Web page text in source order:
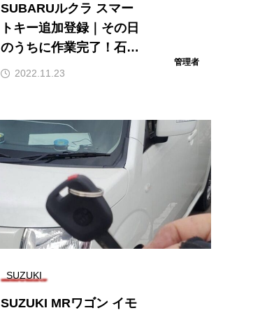
SUBARUルクラ スマー
トキー追加登録｜その日
のうちに作業完了！石川
県全域へ明朗会計で出張
管理者
2022.11.23
SUZUKI
SUZUKI MRワゴン イモ